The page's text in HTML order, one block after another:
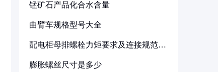
锰矿石产品化合水含量
曲臂车规格型号大全
配电柜母排螺栓力矩要求及连接规范详
膨胀螺丝尺寸是多少